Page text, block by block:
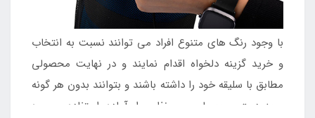
با وجود رنگ های متنوع افراد می توانند نسبت به انتخاب
و خرید گزینه دلخواه اقدام نمایند و در نهایت محصولی
مطابق با سلیقه خود را داشته باشند و بتوانند بدون هر گونه
محدودیت محصولی بی نظیر را آماده استفاده و بهره